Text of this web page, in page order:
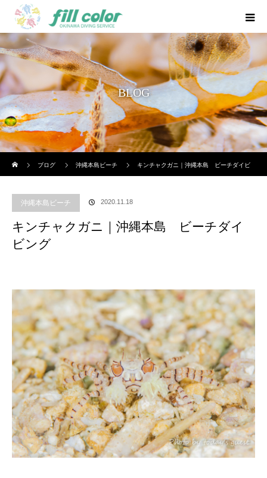
BLOG
ブログ
沖縄本島ビーチ キンチャクガニ｜沖縄本島 ビーチダイビ
沖縄本島ビーチ 2020.11.18
キンチャクガニ｜沖縄本島 ビーチダイ
ビング